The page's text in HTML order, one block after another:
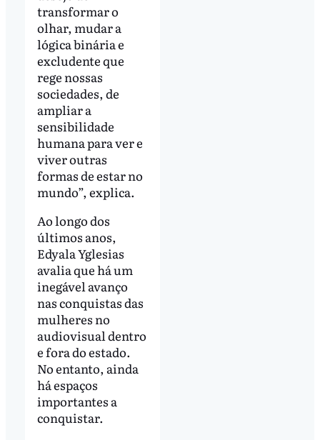
transformar o
olhar, mudar a
lógica binária e
excludente que
rege nossas
sociedades, de
ampliar a
sensibilidade
humana para ver e
viver outras
formas de estar no
mundo”, explica.
Ao longo dos
últimos anos,
Edyala Yglesias
avalia que há um
inegável avanço
nas conquistas das
mulheres no
audiovisual dentro
e fora do estado.
No entanto, ainda
há espaços
importantes a
conquistar.